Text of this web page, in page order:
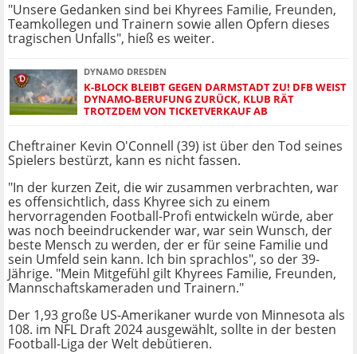
"Unsere Gedanken sind bei Khyrees Familie, Freunden,
Teamkollegen und Trainern sowie allen Opfern dieses
tragischen Unfalls", hieß es weiter.
DYNAMO DRESDEN
K-BLOCK BLEIBT GEGEN DARMSTADT ZU! DFB WEIST
DYNAMO-BERUFUNG ZURÜCK, KLUB RÄT
TROTZDEM VON TICKETVERKAUF AB
Cheftrainer Kevin O'Connell (39) ist über den Tod seines
Spielers bestürzt, kann es nicht fassen.
"In der kurzen Zeit, die wir zusammen verbrachten, war
es offensichtlich, dass Khyree sich zu einem
hervorragenden Football-Profi entwickeln würde, aber
was noch beeindruckender war, war sein Wunsch, der
beste Mensch zu werden, der er für seine Familie und
sein Umfeld sein kann. Ich bin sprachlos", so der 39-
Jährige. "Mein Mitgefühl gilt Khyrees Familie, Freunden,
Mannschaftskameraden und Trainern."
Der 1,93 große US-Amerikaner wurde von Minnesota als
108. im NFL Draft 2024 ausgewählt, sollte in der besten
Football-Liga der Welt debütieren.